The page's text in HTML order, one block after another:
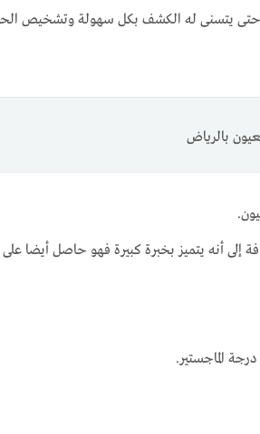
حتى يتسنى له الكشف بكل سهولة وتشخيص
بالرياض
أنه يتميز بخبرة كبيرة فهو حاصل أيضا
الماجستير.